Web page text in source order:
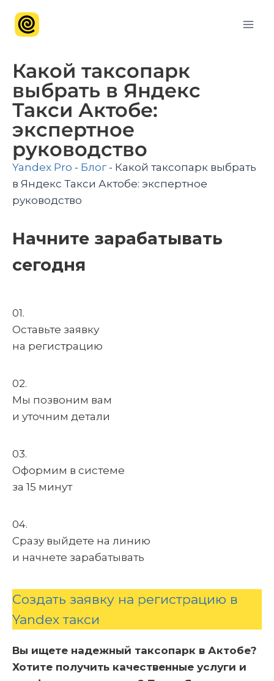
Какой таксопарк
выбрать в Яндекс
Такси Актобе:
экспертное
руководство
Yandex Pro - Блог- Какой таксопарк выбрать
в Яндекс Такси Актобе: экспертное
руководство
Начните зарабатывать
сегодня
01.
Оставьте заявку
на регистрацию
02.
Мы позвоним вам
и уточним детали
03.
Оформим в системе
за 15 минут
04.
Сразу выйдете на линию
и начнете зарабатывать
Создать заявку на регистрацию в
Yandex такси
Вы ищете надежный таксопарк в Актобе?
Хотите получить качественные услуги и